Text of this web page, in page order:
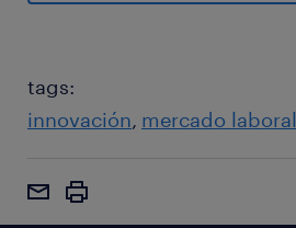
tags:
innovación mercado laboral